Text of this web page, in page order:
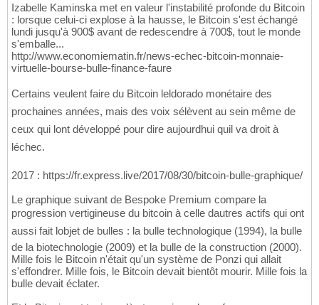
Izabelle Kaminska met en valeur l'instabilité profonde du Bitcoin
: lorsque celui-ci explose à la hausse, le Bitcoin s'est échangé
lundi jusqu'à 900$ avant de redescendre à 700$, tout le monde
s'emballe...
http://www.economiematin.fr/news-echec-bitcoin-monnaie-
virtuelle-bourse-bulle-finance-faure
Certains veulent faire du Bitcoin leldorado monétaire des
prochaines années, mais des voix sélèvent au sein même de
ceux qui lont développé pour dire aujourdhui quil va droit à
léchec.
2017 : https://fr.express.live/2017/08/30/bitcoin-bulle-graphique/
Le graphique suivant de Bespoke Premium compare la
progression vertigineuse du bitcoin à celle dautres actifs qui ont
aussi fait lobjet de bulles : la bulle technologique (1994), la bulle
de la biotechnologie (2009) et la bulle de la construction (2000).
Mille fois le Bitcoin n'était qu'un système de Ponzi qui allait
s'effondrer. Mille fois, le Bitcoin devait bientôt mourir. Mille fois la
bulle devait éclater.